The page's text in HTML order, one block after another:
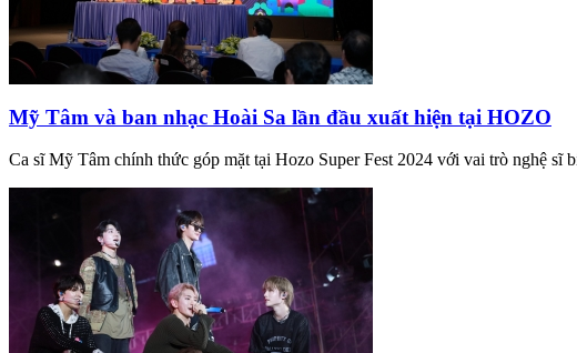
Mỹ Tâm và ban nhạc Hoài Sa lần đầu xuất hiện tại HOZO
Ca sĩ Mỹ Tâm chính thức góp mặt tại Hozo Super Fest 2024 với vai trò nghệ sĩ